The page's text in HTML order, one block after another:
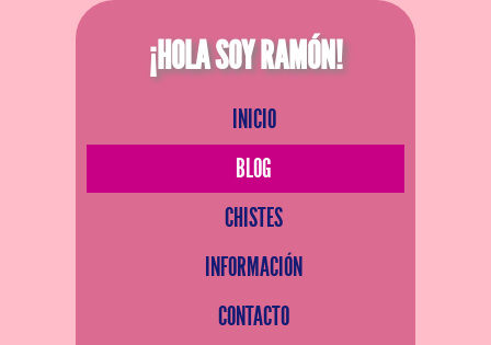
¡HOLA SOY RAMÓN!
INICIO
BLOG
CHISTES
INFORMACIÓN
CONTACTO